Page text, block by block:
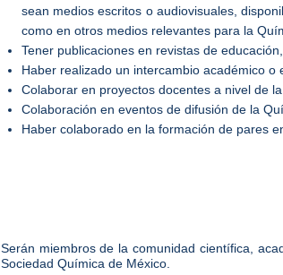
sean medios escritos o audiovisuales,
como en otros medios relevantes para la
Tener publicaciones en revistas de
Haber realizado un intercambio académico
Colaborar en proyectos docentes a nivel de
Colaboración en eventos de difusión de la
Haber colaborado en la formación de pares
Serán miembros de la comunidad científica,
Sociedad Química de México.